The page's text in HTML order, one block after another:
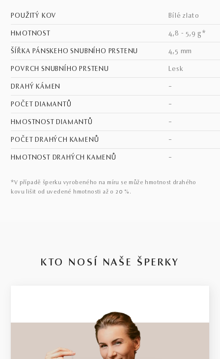
POUŽITÝ KOV bílé zlato
HMOTNOST 4,8 - 5,9 g*
ŠÍŘKA PÁNSKEHO SNUBNÍHO PRSTENU 4,5 mm
POVRCH SNUBNÍHO PRSTENU lesk
DRAHÝ KÁMEN –
POČET DIAMANTŮ –
HMOSTNOST DIAMANTŮ –
POČET DRAHÝCH KAMENŮ –
HMOTNOST DRAHÝCH KAMENŮ –
*V případě šperku vyrobeného na míru se může hmotnost drahého
kovu lišit od uvedené hmotnosti až o 20 %.
KTO NOSÍ NAŠE ŠPERKY